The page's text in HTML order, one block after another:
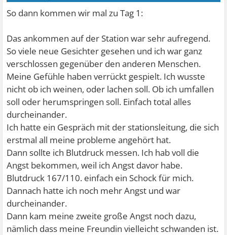
So dann kommen wir mal zu Tag 1:
Das ankommen auf der Station war sehr aufregend.
So viele neue Gesichter gesehen und ich war ganz
verschlossen gegenüber den anderen Menschen.
Meine Gefühle haben verrückt gespielt. Ich wusste
nicht ob ich weinen, oder lachen soll. Ob ich umfallen
soll oder herumspringen soll. Einfach total alles
durcheinander.
Ich hatte ein Gespräch mit der stationsleitung, die sich
erstmal all meine probleme angehört hat.
Dann sollte ich Blutdruck messen. Ich hab voll die
Angst bekommen, weil ich Angst davor habe.
Blutdruck 167/110. einfach ein Schock für mich.
Dannach hatte ich noch mehr Angst und war
durcheinander.
Dann kam meine zweite große Angst noch dazu,
nämlich dass meine Freundin vielleicht schwanden ist.